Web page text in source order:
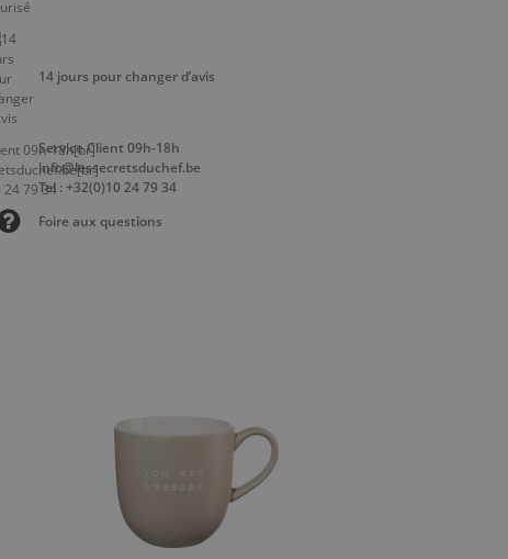
14 jours pour changer d’avis
Service Client 09h-18h
info@lessecretsduchef.be
Tel : +32(0)10 24 79 34
Foire aux questions